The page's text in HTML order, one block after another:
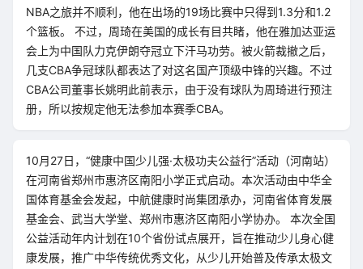
NBA之旅并不顺利，他在出场的19场比赛中只得到1.3分和1.2
个篮板。 不过，周琦在美国的成长有目共睹，他在雅加达亚运
会上为中国队力克伊朗夺冠立下汗马功劳。被火箭裁撤之后，
几支CBA争冠球队都表达了对这名国产顶级中锋的兴趣。不过
CBA公司董事长姚明此前表示，由于没有球队为周琦进行预注
册，所以按规定他无法参加本赛季CBA。
10月27日，“健康中国少儿强·太极功夫公益行”活动（河南站）
在河南省郑州市惠济区南阳小学正式启动。本次活动由中华全
国体育基金会发起，中航健康时尚集团承办，河南省体育发展
基金会、武当大学堂、郑州市惠济区南阳小学协办。 本次全国
公益活动年内计划在10个省份试点展开，旨在推动少儿身心健
康发展，推广中华传统优秀文化，从少儿开始普及传承太极文